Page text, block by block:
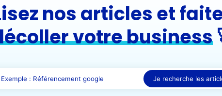
nos articles et
votre business
Je recherche les